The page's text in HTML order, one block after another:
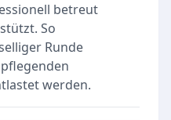
betreut
So
Runde
werden.